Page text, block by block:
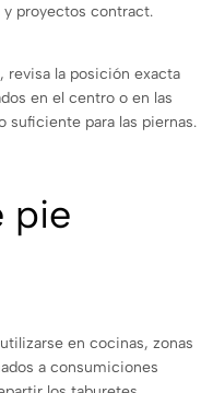
y proyectos contract.
revisa la posición exacta
en el centro o en las
suficiente para las piernas.
pie
en cocinas, zonas
a consumiciones